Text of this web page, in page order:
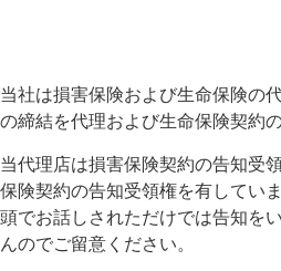
当社は損害保険および生命保険の
の締結を代理および生命保険契約
当代理店は損害保険契約の告知受
保険契約の告知受領権を有してい
頭でお話しされただけでは告知を
んのでご留意ください。